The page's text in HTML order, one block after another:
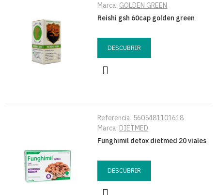
Marca: GOLDEN GREEN
Reishi gsh 60cap golden green
DESCUBRIR
Referencia: 5605481101618
Marca: DIETMED
Funghimil detox dietmed 20 viales
DESCUBRIR